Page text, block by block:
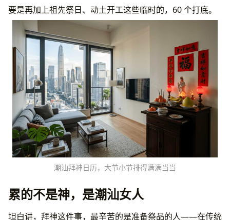
要是再加上祖先祭日、动土开工这些临时的，60 个打底。
潮汕拜神日历，大节小节排得满满当当
累的不是神，是潮汕女人
坦白讲，拜神这件事，最辛苦的是准备祭品的人——在传统